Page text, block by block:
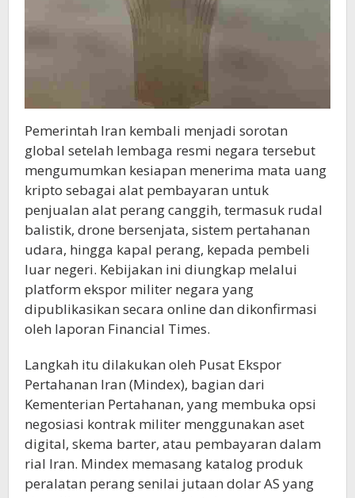
Pemerintah Iran kembali menjadi sorotan
global setelah lembaga resmi negara tersebut
mengumumkan kesiapan menerima mata uang
kripto sebagai alat pembayaran untuk
penjualan alat perang canggih, termasuk rudal
balistik, drone bersenjata, sistem pertahanan
udara, hingga kapal perang, kepada pembeli
luar negeri. Kebijakan ini diungkap melalui
platform ekspor militer negara yang
dipublikasikan secara online dan dikonfirmasi
oleh laporan Financial Times.
Langkah itu dilakukan oleh Pusat Ekspor
Pertahanan Iran (Mindex), bagian dari
Kementerian Pertahanan, yang membuka opsi
negosiasi kontrak militer menggunakan aset
digital, skema barter, atau pembayaran dalam
rial Iran. Mindex memasang katalog produk
peralatan perang senilai jutaan dolar AS yang